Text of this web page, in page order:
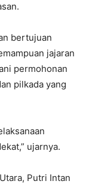
bertujuan
jajaran
permohonan
pilkada yang
ujarnya.
Putri Intan